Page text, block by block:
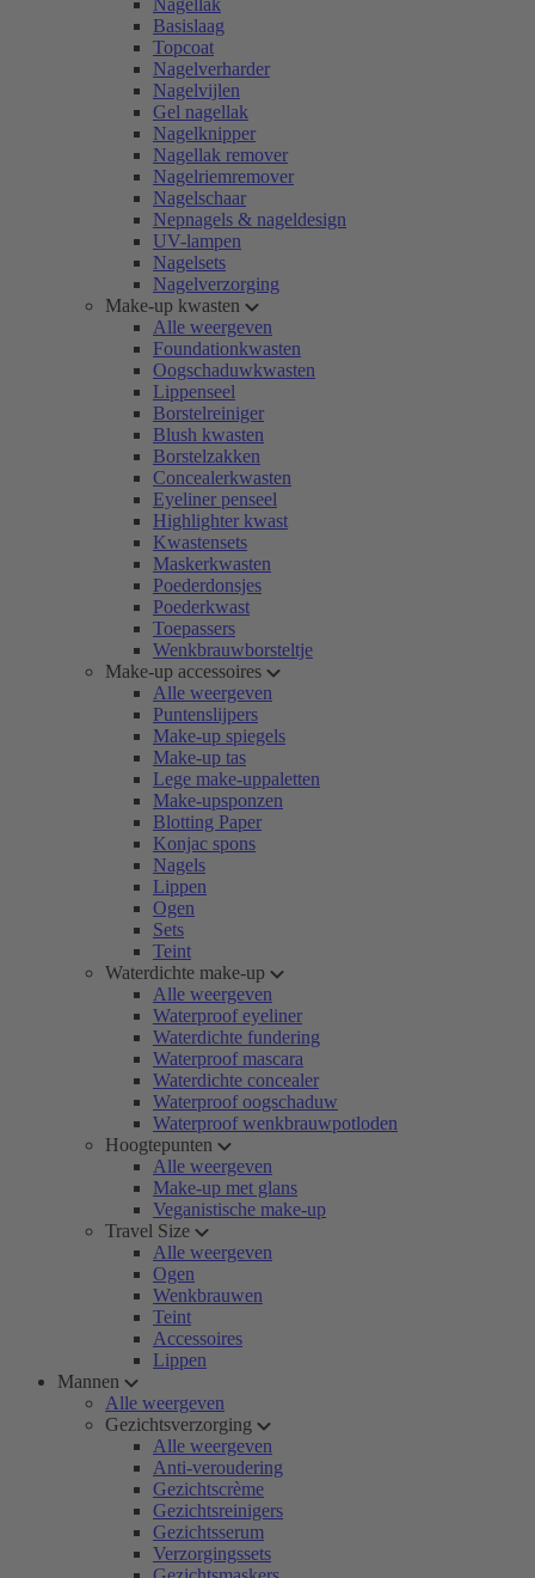
Nagellak
Basislaag
Topcoat
Nagelverharder
Nagelvijlen
Gel nagellak
Nagelknipper
Nagellak remover
Nagelriemremover
Nagelschaar
Nepnagels & nageldesign
UV-lampen
Nagelsets
Nagelverzorging
Make-up kwasten
Alle weergeven
Foundationkwasten
Oogschaduwkwasten
Lippenseel
Borstelreiniger
Blush kwasten
Borstelzakken
Concealerkwasten
Eyeliner penseel
Highlighter kwast
Kwastensets
Maskerkwasten
Poederdonsjes
Poederkwast
Toepassers
Wenkbrauwborsteltje
Make-up accessoires
Alle weergeven
Puntenslijpers
Make-up spiegels
Make-up tas
Lege make-uppaletten
Make-upsponzen
Blotting Paper
Konjac spons
Nagels
Lippen
Ogen
Sets
Teint
Waterdichte make-up
Alle weergeven
Waterproof eyeliner
Waterdichte fundering
Waterproof mascara
Waterdichte concealer
Waterproof oogschaduw
Waterproof wenkbrauwpotloden
Hoogtepunten
Alle weergeven
Make-up met glans
Veganistische make-up
Travel Size
Alle weergeven
Ogen
Wenkbrauwen
Teint
Accessoires
Lippen
Mannen
Alle weergeven
Gezichtsverzorging
Alle weergeven
Anti-veroudering
Gezichtscrème
Gezichtsreinigers
Gezichtsserum
Verzorgingssets